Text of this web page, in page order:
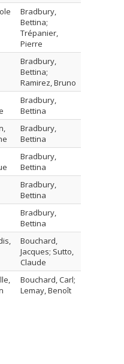
Bradbury,
Bettina;
Trépanier,
Pierre
Bradbury,
Bettina;
Ramirez, Bruno
Bradbury,
Bettina
Bradbury,
Bettina
Bradbury,
Bettina
Bradbury,
Bettina
Bradbury,
Bettina
Bouchard,
Jacques; Sutto,
Claude
Bouchard, Carl;
Lemay, Benoît